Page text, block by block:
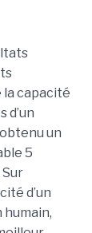
la capacité
d’un
un
5
d’un